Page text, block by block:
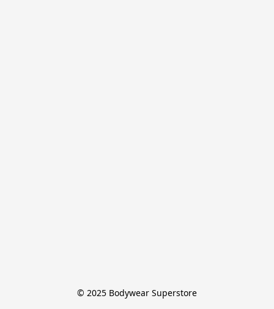
© 2025 Bodywear Superstore